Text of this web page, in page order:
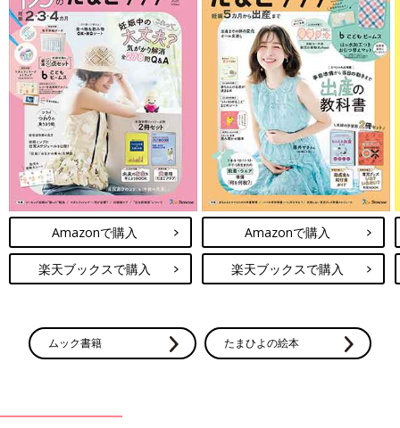
Amazonで購入
楽天ブックスで購入
Amazonで購入
楽天ブックスで購入
ムック書籍 たまひよの絵本